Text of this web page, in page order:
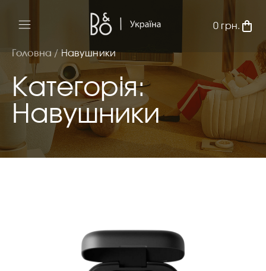
0 грн.
Головна / Навушники
Категорія:
Навушники